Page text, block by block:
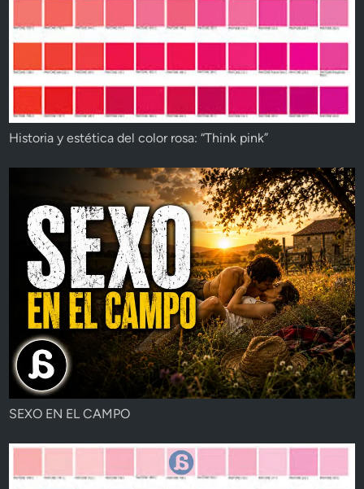
Historia y estética del color rosa: “Think pink”
SEXO EN EL CAMPO